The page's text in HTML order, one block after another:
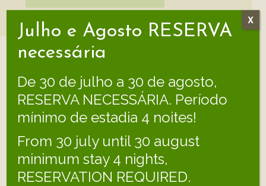
Alojamientos
Julho e Agosto RESERVA
necessária
De 30 de julho a 30 de agosto,
RESERVA NECESSÁRIA. Período
mínimo de estadia 4 noites!
From 30 july until 30 august
minimum stay 4 nights,
RESERVATION REQUIRED.
X